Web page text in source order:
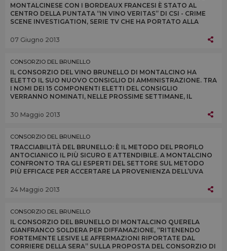
MONTALCINESE CON I BORDEAUX FRANCESI È STATO AL
CENTRO DELLA PUNTATA “IN VINO VERITAS” DI CSI - CRIME
SCENE INVESTIGATION, SERIE TV CHE HA PORTATO ALLA
07 Giugno 2013
CONSORZIO DEL BRUNELLO
IL CONSORZIO DEL VINO BRUNELLO DI MONTALCINO HA
ELETTO IL SUO NUOVO CONSIGLIO DI AMMINISTRAZIONE. TRA
I NOMI DEI 15 COMPONENTI ELETTI DEL CONSIGLIO
VERRANNO NOMINATI, NELLE PROSSIME SETTIMANE, IL
PRESIDENTI
30 Maggio 2013
CONSORZIO DEL BRUNELLO
TRACCIABILITÀ DEL BRUNELLO: È IL METODO DEL PROFILO
ANTOCIANICO IL PIÙ SICURO E ATTENDIBILE. A MONTALCINO
CONFRONTO TRA GLI ESPERTI DEL SETTORE SUL METODO
PIÙ EFFICACE PER ACCERTARE LA PROVENIENZA DELL’UVA
24 Maggio 2013
CONSORZIO DEL BRUNELLO
IL CONSORZIO DEL BRUNELLO DI MONTALCINO QUERELA
GIANFRANCO SOLDERA PER DIFFAMAZIONE, “RITENENDO
FORTEMENTE LESIVE LE AFFERMAZIONI RIPORTATE DAL
CORRIERE DELLA SERA” SULLA PROPOSTA DEL CONSORZIO DI